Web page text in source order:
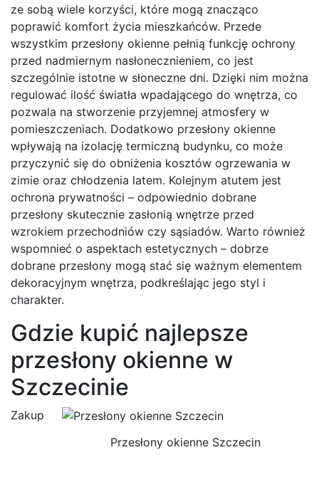
ze sobą wiele korzyści, które mogą znacząco
poprawić komfort życia mieszkańców. Przede
wszystkim przesłony okienne pełnią funkcję ochrony
przed nadmiernym nasłonecznieniem, co jest
szczególnie istotne w słoneczne dni. Dzięki nim można
regulować ilość światła wpadającego do wnętrza, co
pozwala na stworzenie przyjemnej atmosfery w
pomieszczeniach. Dodatkowo przesłony okienne
wpływają na izolację termiczną budynku, co może
przyczynić się do obniżenia kosztów ogrzewania w
zimie oraz chłodzenia latem. Kolejnym atutem jest
ochrona prywatności – odpowiednio dobrane
przesłony skutecznie zasłonią wnętrze przed
wzrokiem przechodniów czy sąsiadów. Warto również
wspomnieć o aspektach estetycznych – dobrze
dobrane przesłony mogą stać się ważnym elementem
dekoracyjnym wnętrza, podkreślając jego styl i
charakter.
Gdzie kupić najlepsze
przesłony okienne w
Szczecinie
Przesłony okienne Szczecin
Zakup